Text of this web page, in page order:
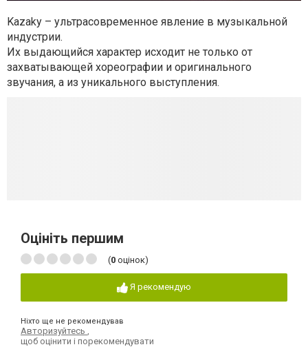
Kazaky – ультрасовременное явление в музыкальной
индустрии.
Их выдающийся характер исходит не только от
захватывающей хореографии и оригинального
звучания, а из уникального выступления.
Оцініть першим
(0 оцінок)
Я рекомендую
Ніхто ще не рекомендував
Авторизуйтесь
щоб оцінити і порекомендувати